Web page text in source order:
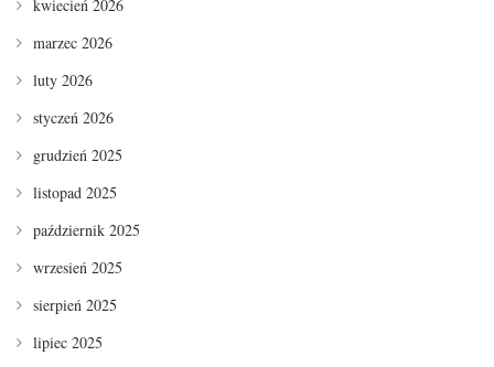
kwiecień 2026
marzec 2026
luty 2026
styczeń 2026
grudzień 2025
listopad 2025
październik 2025
wrzesień 2025
sierpień 2025
lipiec 2025